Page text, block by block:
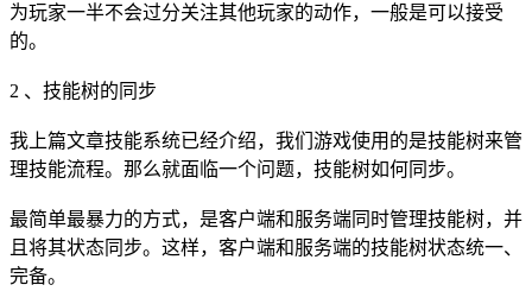
为玩家一半不会过分关注其他玩家的动作，一般是可以接受
的。
2 、技能树的同步
我上篇文章技能系统已经介绍，我们游戏使用的是技能树来管
理技能流程。那么就面临一个问题，技能树如何同步。
最简单最暴力的方式，是客户端和服务端同时管理技能树，并
且将其状态同步。这样，客户端和服务端的技能树状态统一、
完备。